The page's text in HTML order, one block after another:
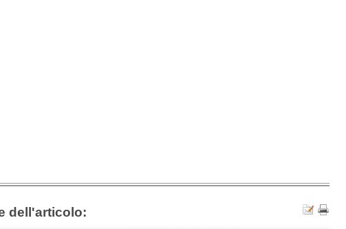
dell'articolo: